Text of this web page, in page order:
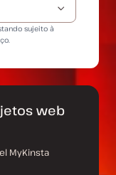
sujeito à
.
web
MyKinsta